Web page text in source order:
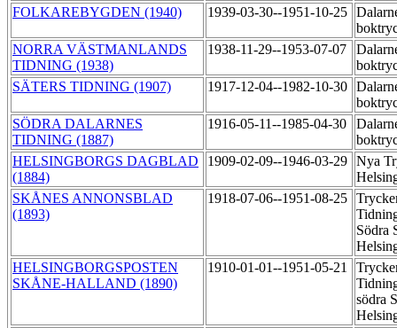
FOLKAREBYGDEN (1940)
1939-03-30--1951-10-25
NORRA VÄSTMANLANDS
TIDNING (1938)
1938-11-29--1953-07-07
SÄTERS TIDNING (1907)
1917-12-04--1982-10-30
SÖDRA DALARNES
TIDNING (1887)
1916-05-11--1985-04-30
HELSINGBORGS DAGBLAD
(1884)
1909-02-09--1946-03-29 Nya
SKÅNES ANNONSBLAD
(1893)
1918-07-06--1951-08-25
Södra
HELSINGBORGSPOSTEN
SKÅNE-HALLAND (1890)
1910-01-01--1951-05-21
södra